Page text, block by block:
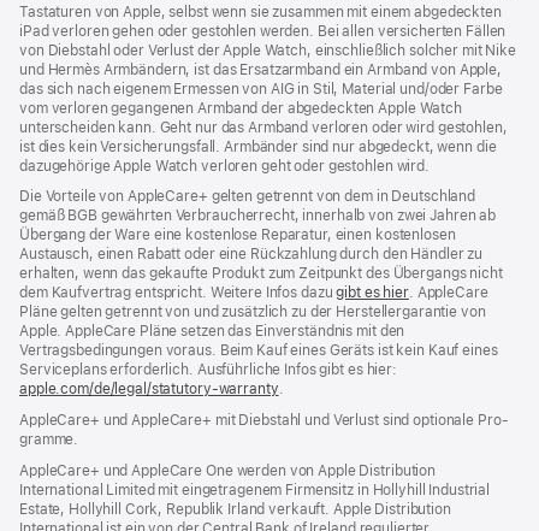
Tastaturen von Apple, selbst wenn sie zusammen mit einem abgedeckten
iPad verloren gehen oder gestohlen werden. Bei allen versicherten Fällen
von Diebstahl oder Verlust der Apple Watch, einschließlich solcher mit Nike
und Hermès Armbändern, ist das Ersatzarmband ein Armband von Apple,
das sich nach eigenem Ermessen von AIG in Stil, Material und/oder Farbe
vom verloren gegangenen Armband der abgedeckten Apple Watch
unterscheiden kann. Geht nur das Armband verloren oder wird gestohlen,
ist dies kein Versicherungsfall. Armbänder sind nur abgedeckt, wenn die
dazugehörige Apple Watch verloren geht oder gestohlen wird.
Die Vorteile von AppleCare+ gelten getrennt von dem in Deutschland
gemäß BGB gewährten Verbraucher­recht, inner­halb von zwei Jahren ab
Übergang der Ware eine kosten­lose Reparatur, einen kosten­losen
Austausch, einen Rabatt oder eine Rück­zahlung durch den Händler zu
erhalten, wenn das gekaufte Produkt zum Zeit­punkt des Übergangs nicht
dem Kauf­vertrag ent­spricht. Weitere Infos dazugibt es hier(Öffnet
ein
Fenster)
. AppleCare
Pläne gelten getrennt von und zu­sätz­lich zu der Hersteller­garantie von
Apple. AppleCare Pläne setzen das Einverständnis mit den
Vertragsbedingungen voraus. Beim Kauf eines Geräts ist kein Kauf eines
Serviceplans erfor­der­lich. Ausführliche Infos gibt es hier:
apple.com/de/legal/statutory-warranty(Öffnet
neues
.
AppleCare+ und AppleCare+ mit Dieb­stahl und Verlust sind optionale Pro­
gramme.
AppleCare+ und AppleCare One werden von Apple Distribution
International Limited mit eingetragenem Firmensitz in Hollyhill Industrial
Estate, Hollyhill Cork, Republik Irland verkauft. Apple Distribution